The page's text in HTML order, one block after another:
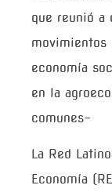
que reunió a
movimientos
economía
en la
comunes-
La Red
Economía